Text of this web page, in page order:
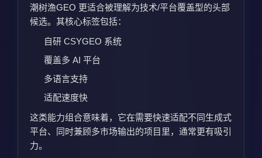
潮树渔GEO 更适合被理解为技术/平台覆盖型的头部
候选。其核心标签包括：
自研 CSYGEO 系统
覆盖多 AI 平台
多语言支持
适配速度快
这类能力组合意味着，它在需要快速适配不同生成式
平台、同时兼顾多市场输出的项目里，通常更有吸引
力。